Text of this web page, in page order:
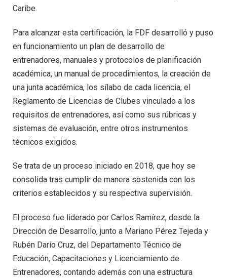
Caribe.
Para alcanzar esta certificación, la FDF desarrolló y puso
en funcionamiento un plan de desarrollo de
entrenadores, manuales y protocolos de planificación
académica, un manual de procedimientos, la creación de
una junta académica, los sílabo de cada licencia, el
Reglamento de Licencias de Clubes vinculado a los
requisitos de entrenadores, así como sus rúbricas y
sistemas de evaluación, entre otros instrumentos
técnicos exigidos.
Se trata de un proceso iniciado en 2018, que hoy se
consolida tras cumplir de manera sostenida con los
criterios establecidos y su respectiva supervisión.
El proceso fue liderado por Carlos Ramírez, desde la
Dirección de Desarrollo, junto a Mariano Pérez Tejeda y
Rubén Darío Cruz, del Departamento Técnico de
Educación, Capacitaciones y Licenciamiento de
Entrenadores, contando además con una estructura